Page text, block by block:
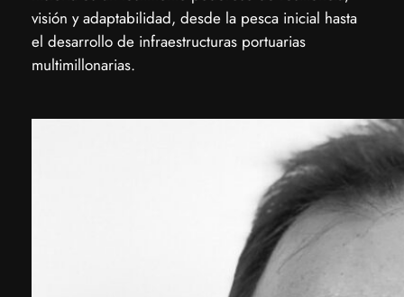
visión y adaptabilidad, desde la pesca inicial hasta
el desarrollo de infraestructuras portuarias
multimillonarias.